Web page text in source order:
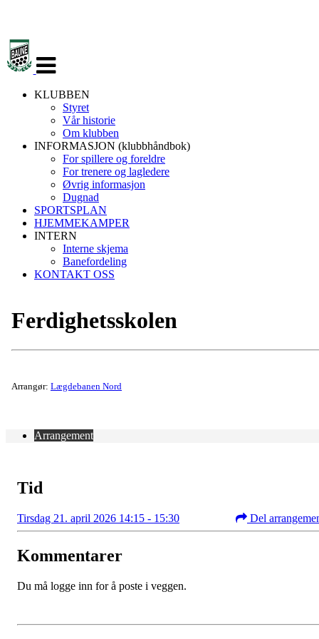
navigasjon
KLUBBEN
Styret
Vår historie
Om klubben
INFORMASJON (klubbhåndbok)
For spillere og foreldre
For trenere og lagledere
Øvrig informasjon
Dugnad
SPORTSPLAN
HJEMMEKAMPER
INTERN
Interne skjema
Banefordeling
KONTAKT OSS
Ferdighetsskolen
Arrangør: Lægdebanen Nord
Arrangement
Tid
Tirsdag 21. april 2026 14:15 - 15:30 Del
Kommentarer
Du må logge inn for å poste i veggen.